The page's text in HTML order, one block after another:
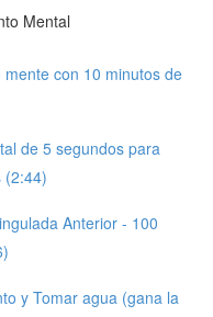
Mental
con 10 minutos de
de 5 segundos para
(2:44)
Anterior - 100
y Tomar agua (gana la